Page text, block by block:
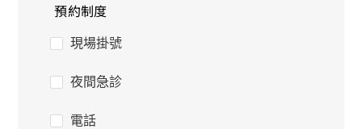
預約制度
現場掛號
夜間急診
電話